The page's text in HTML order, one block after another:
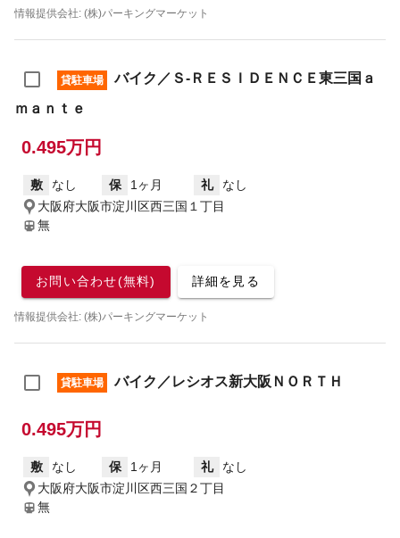
情報提供会社: (株)パーキングマーケット
貸駐車場
バイク／Ｓ‐ＲＥＳＩＤＥＮＣＥ東三国ａ
ｍａｎｔｅ
0.495万円
敷 なし 保 1ヶ月 礼
なし
大阪府大阪市淀川区西三国１丁目
無
お問い合わせ(無料) 詳細を見る
情報提供会社: (株)パーキングマーケット
貸駐車場 バイク／レシオス新大阪ＮＯＲＴＨ
0.495万円
敷 なし 保 1ヶ月 礼
なし
大阪府大阪市淀川区西三国２丁目
無